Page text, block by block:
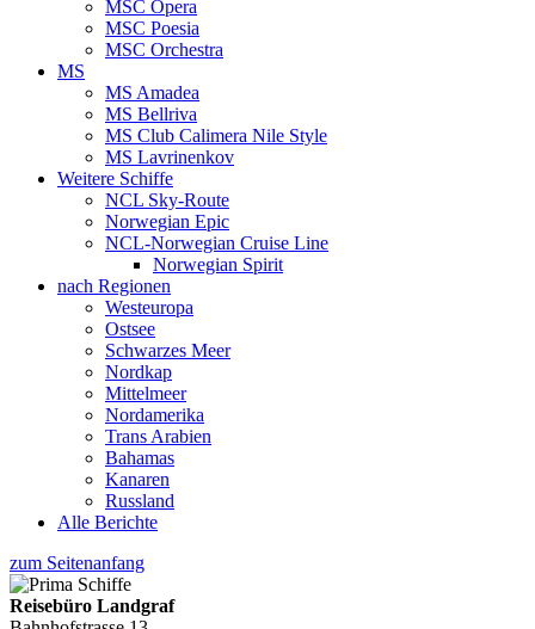
MSC Opera
MSC Poesia
MSC Orchestra
MS
MS Amadea
MS Bellriva
MS Club Calimera Nile Style
MS Lavrinenkov
Weitere Schiffe
NCL Sky-Route
Norwegian Epic
NCL-Norwegian Cruise Line
Norwegian Spirit
nach Regionen
Westeuropa
Ostsee
Schwarzes Meer
Nordkap
Mittelmeer
Nordamerika
Trans Arabien
Bahamas
Kanaren
Russland
Alle Berichte
zum Seitenanfang
Reisebüro Landgraf